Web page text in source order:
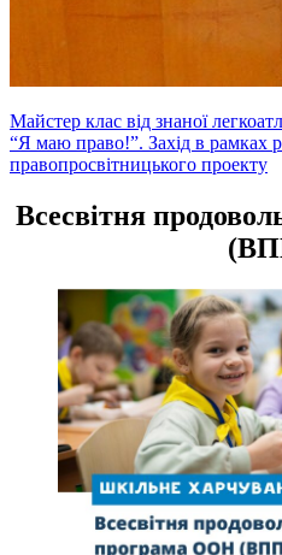
Навігація
записів
Майстер клас від знаної
“Я маю право!”. Захід в рамках
правопросвітницького проекту
Всесвітня